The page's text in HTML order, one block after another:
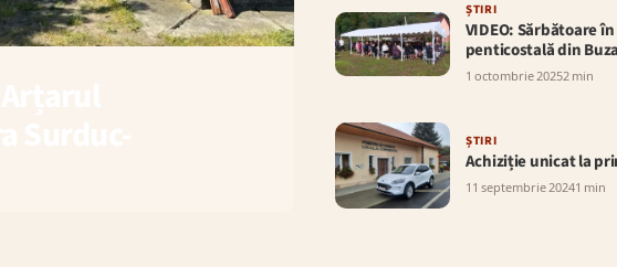
ȘTIRI
VIDEO: Sărbătoare
penticostală din
1 octombrie 20252 min
ȘTIRI
Achiziție unicat la
11 septembrie 20241 min